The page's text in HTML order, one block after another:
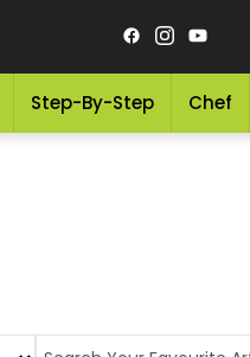
Step-By-Step Chef